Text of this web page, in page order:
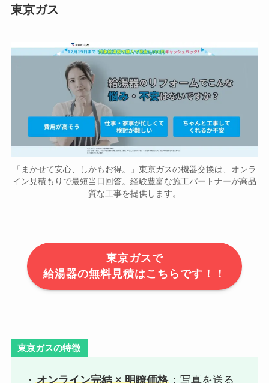
東京ガス
「まかせて安心、しかもお得。」東京ガスの機器交換は、オンラ
イン見積もりで最短当日回答。経験豊富な施工パートナーが高品
質な工事を提供します。
東京ガスで
給湯器の無料見積はこちらです！！
東京ガスの特徴
・オンライン完結 × 明瞭価格 ：写真を送る